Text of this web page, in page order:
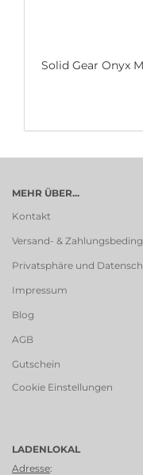
Solid Gear Onyx
MEHR ÜBER...
Kontakt
Versand- &
Privatsphäre und
Impressum
Blog
AGB
Gutschein
Cookie Einstellungen
LADENLOKAL
Adresse: